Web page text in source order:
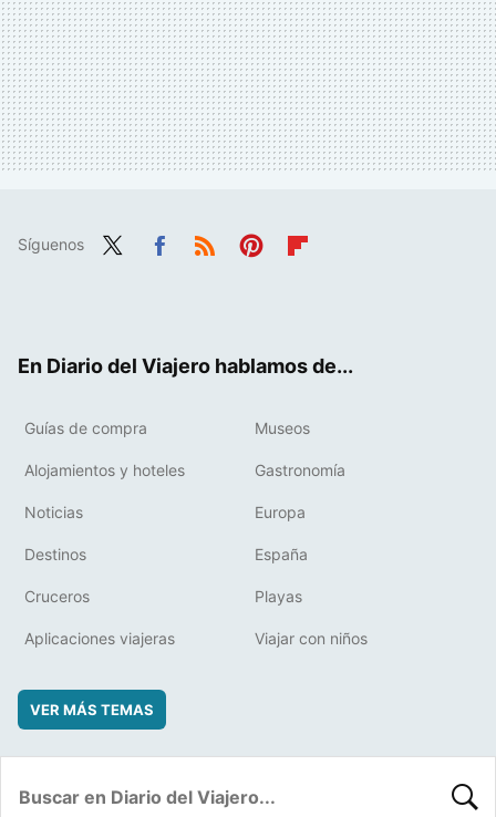
Síguenos
En Diario del Viajero hablamos de...
Guías de compra Museos
Alojamientos y hoteles Gastronomía
Noticias Europa
Destinos España
Cruceros Playas
Aplicaciones viajeras Viajar con niños
VER MÁS TEMAS